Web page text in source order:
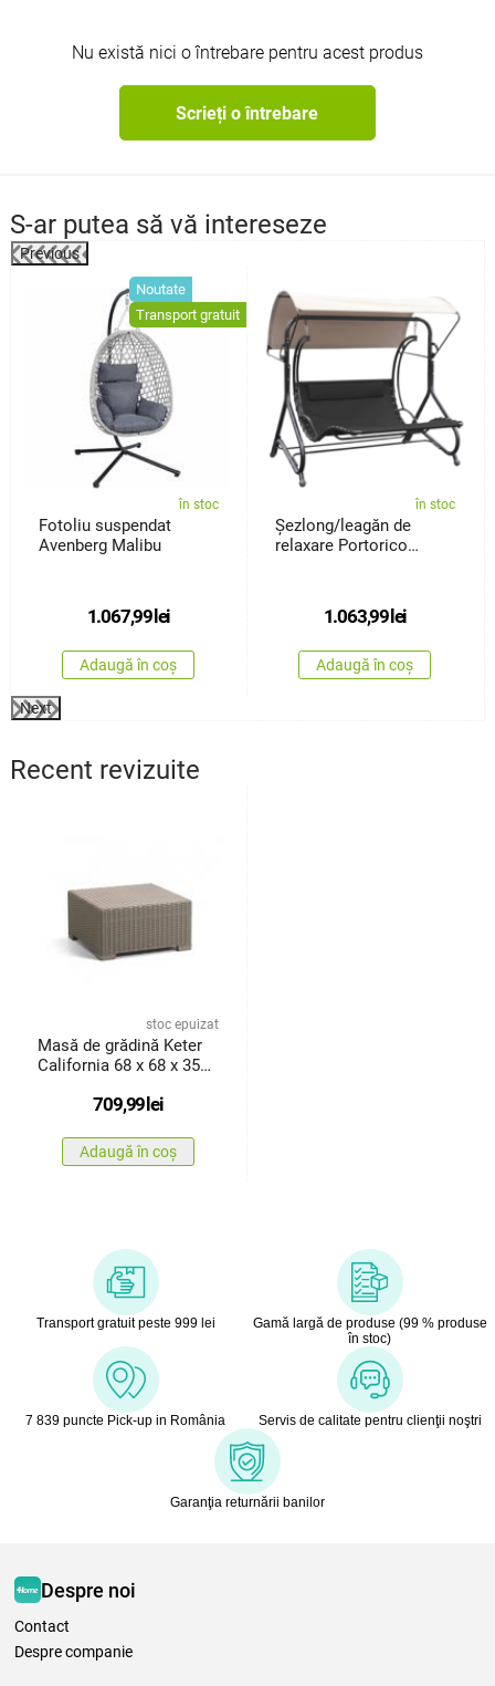
Nu există nici o întrebare pentru acest produs
Scrieți o întrebare
S-ar putea să vă intereseze
Previous
Noutate
Transport gratuit
în stoc
Fotoliu suspendat
Avenberg Malibu
1.067,99 lei
Adaugă în coș
în stoc
Șezlong/leagăn de
relaxare Portorico
1.063,99 lei
Adaugă în coș
Next
Recent revizuite
stoc epuizat
Masă de grădină Keter
California 68 x 68 x 35
709,99lei
Adaugă în coș
Transport gratuit peste 999 lei
Gamă largă de produse (99 % produse
în stoc)
7 839 puncte Pick-up in România Servis de calitate pentru clienţii noştri
Garanţia returnării banilor
Despre noi
Contact
Despre companie